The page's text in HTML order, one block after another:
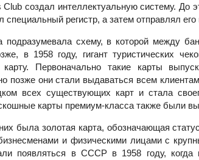
Club создал интеллектуальную систему. До
специальный регистр, а затем отправлял
подразумевала схему, в которой между
в 1958 году, гигант туристических
карту. Первоначально такие карты
позже они стали выдаваться всем
всех существующих карт и стала
карты премиум-класса также были
была золотая карта, обозначающая
и физическими лицами с
появляться в СССР в 1958 году,